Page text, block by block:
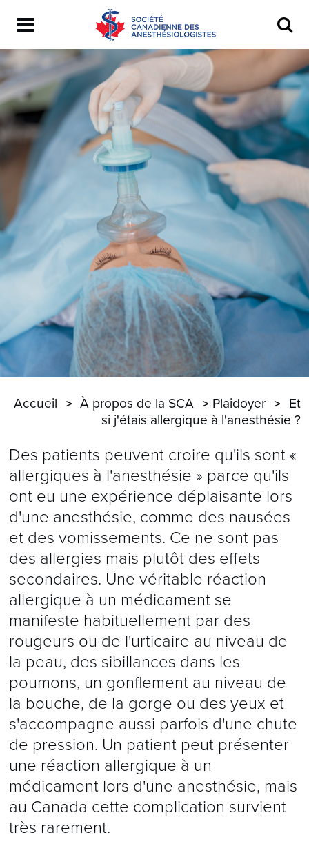
Accueil À propos de la SCA Plaidoyer
Et
si j'étais allergique à l'anesthésie ?
Des patients peuvent croire qu'ils sont «
allergiques à l'anesthésie » parce qu'ils
ont eu une expérience déplaisante lors
d'une anesthésie, comme des nausées
et des vomissements. Ce ne sont pas
des allergies mais plutôt des effets
secondaires. Une véritable réaction
allergique à un médicament se
manifeste habituellement par des
rougeurs ou de l'urticaire au niveau de
la peau, des sibillances dans les
poumons, un gonflement au niveau de
la bouche, de la gorge ou des yeux et
s'accompagne aussi parfois d'une chute
de pression. Un patient peut présenter
une réaction allergique à un
médicament lors d'une anesthésie, mais
au Canada cette complication survient
très rarement.